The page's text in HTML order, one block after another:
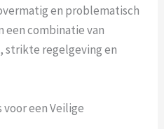
en problematisch
een combinatie van
strikte regelgeving en
een Veilige